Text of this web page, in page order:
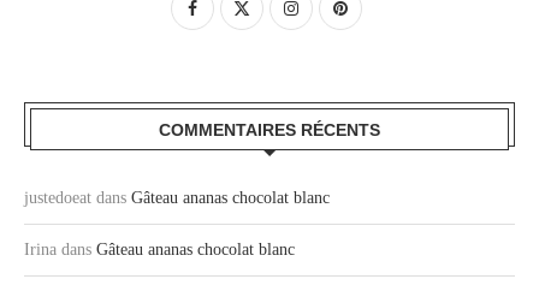
COMMENTAIRES RÉCENTS
justedoeat dans Gâteau ananas chocolat blanc
Irina dans Gâteau ananas chocolat blanc